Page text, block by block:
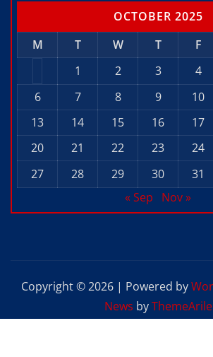
OCTOBER 2025
M
T W T F
1
2 3 4
6
7 8 9 10
13
14 15 16 17
20
21 22 23 24
27
28 29 30
31
« Sep
Nov »
Copyright © 2026 | Powered by
News byThemeArile